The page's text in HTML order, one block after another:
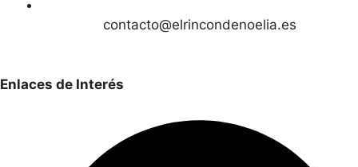
contacto@elrincondenoelia.es
Enlaces de Interés